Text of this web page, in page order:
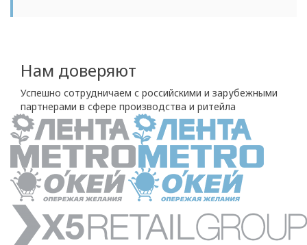
Нам доверяют
Успешно сотрудничаем с российскими и зарубежными
партнерами в сфере производства и ритейла